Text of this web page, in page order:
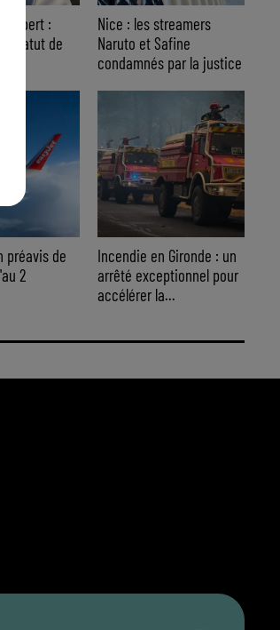
Imbert :
statut de
Nice : les streamers
Naruto et Safine
condamnés par la justice
préavis de
2
Incendie en Gironde : un
arrêté exceptionnel pour
accélérer la...